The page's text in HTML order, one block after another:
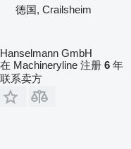
德国, Crailsheim
Hanselmann GmbH
在 Machineryline 注册 6 年
联系卖方